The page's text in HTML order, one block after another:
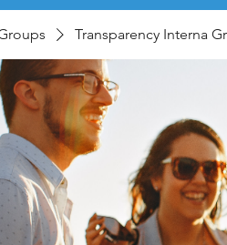
Transparency Interna